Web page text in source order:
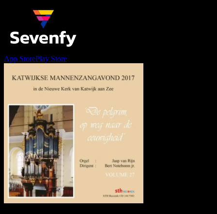
App StorePlay Store